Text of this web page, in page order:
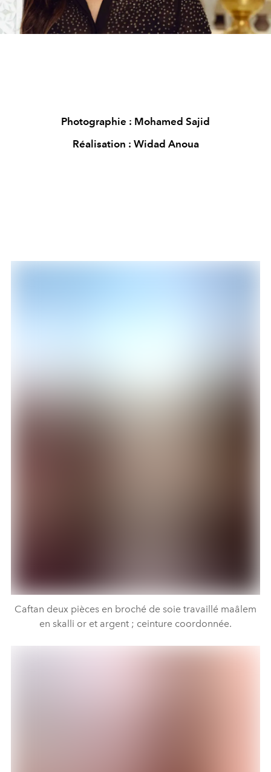
Photographie : Mohamed Sajid
Réalisation : Widad Anoua
Caftan deux pièces en broché de soie travaillé maâlem
en skalli or et argent ; ceinture coordonnée.